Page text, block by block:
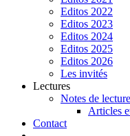
Editos 2022
Editos 2023
Editos 2024
Editos 2025
Editos 2026
Les invités
Lectures
Notes de lecture
Articles
Contact